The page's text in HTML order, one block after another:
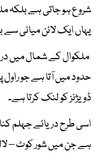
شروع ہو جاتی ہے بلکہ
یہاں ایک لائن میانی
ملکوال کے شمال میں
حدود میں آتا ہے جو
ڈویژنز کو لنک کرتا ہے۔
اسی طرح دریائے جہلم
ہے جن میں شور کوٹ –